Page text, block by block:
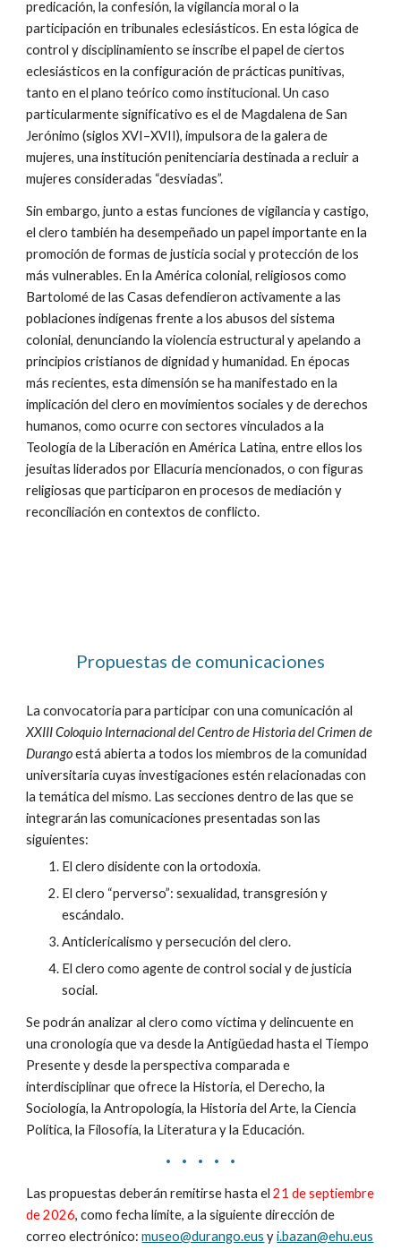
predicación, la confesión, la vigilancia moral o la
participación en tribunales eclesiásticos. En esta lógica de
control y disciplinamiento se inscribe el papel de ciertos
eclesiásticos en la configuración de prácticas punitivas,
tanto en el plano teórico como institucional. Un caso
particularmente significativo es el de Magdalena de San
Jerónimo (siglos XVI–XVII), impulsora de la galera de
mujeres, una institución penitenciaria destinada a recluir a
mujeres consideradas “desviadas”.
Sin embargo, junto a estas funciones de vigilancia y castigo,
el clero también ha desempeñado un papel importante en la
promoción de formas de justicia social y protección de los
más vulnerables. En la América colonial, religiosos como
Bartolomé de las Casas defendieron activamente a las
poblaciones indígenas frente a los abusos del sistema
colonial, denunciando la violencia estructural y apelando a
principios cristianos de dignidad y humanidad. En épocas
más recientes, esta dimensión se ha manifestado en la
implicación del clero en movimientos sociales y de derechos
humanos, como ocurre con sectores vinculados a la
Teología de la Liberación en América Latina, entre ellos los
jesuitas liderados por Ellacuría mencionados, o con figuras
religiosas que participaron en procesos de mediación y
reconciliación en contextos de conflicto.
Propuestas de comunicaciones
La convocatoria para participar con una comunicación al
XXIII Coloquio Internacional del Centro de Historia del Crimen de
Durangoestá abierta a todos los miembros de la comunidad
universitaria cuyas investigaciones estén relacionadas con
la temática del mismo. Las secciones dentro de las que se
integrarán las comunicaciones presentadas son las
siguientes:
El clero disidente con la ortodoxia.
El clero “perverso”: sexualidad, transgresión y
escándalo.
Anticlericalismo y persecución del clero.
El clero como agente de control social y de justicia
social.
Se podrán analizar al clero como víctima y delincuente en
una cronología que va desde la Antigüedad hasta el Tiempo
Presente y desde la perspectiva comparada e
interdisciplinar que ofrece la Historia, el Derecho, la
Sociología, la Antropología, la Historia del Arte, la Ciencia
Política, la Filosofía, la Literatura y la Educación.
· · · · ·
Las propuestas deberán remitirse hasta el21 de septiembre
de 2026, como fecha límite, a la siguiente dirección de
correo electrónico:museo@durango.eus yi.bazan@ehu.eus